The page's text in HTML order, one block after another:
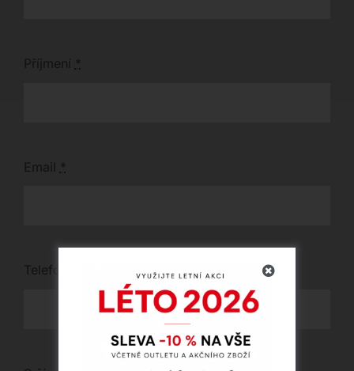
Příjmení *
Email *
Telefon